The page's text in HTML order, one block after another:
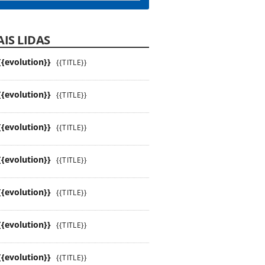
LIDAS
{{TITLE}}
{{TITLE}}
{{TITLE}}
{{TITLE}}
{{TITLE}}
{{TITLE}}
{{TITLE}}